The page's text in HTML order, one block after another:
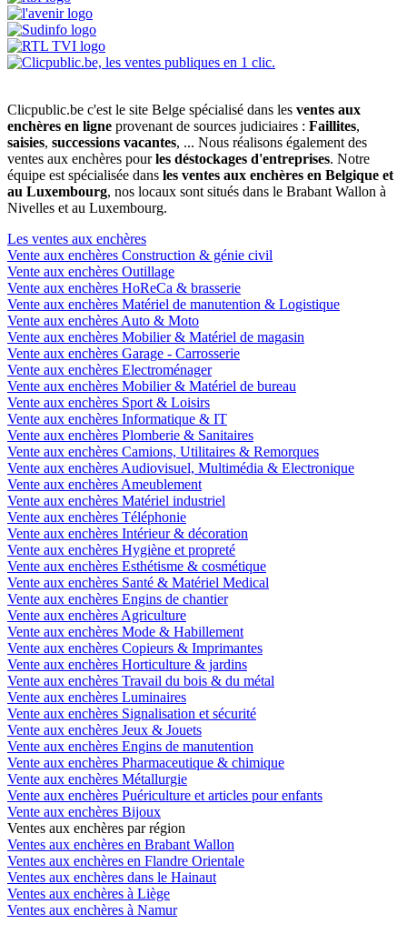
Clicpublic.be c'est le site Belge spécialisé dans les ventes aux
enchères en ligne provenant de sources judiciaires : Faillites,
saisies, successions vacantes, ... Nous réalisons également des
ventes aux enchères pourles déstockages d'entreprises. Notre
équipe est spécialisée dans les ventes aux enchères en Belgique et
au Luxembourg, nos locaux sont situés dans le Brabant Wallon à
Nivelles et au Luxembourg.
Les ventes aux enchères
Vente aux enchères Construction & génie civil
Vente aux enchères Outillage
Vente aux enchères HoReCa & brasserie
Vente aux enchères Matériel de manutention & Logistique
Vente aux enchères Auto & Moto
Vente aux enchères Mobilier & Matériel de magasin
Vente aux enchères Garage - Carrosserie
Vente aux enchères Electroménager
Vente aux enchères Mobilier & Matériel de bureau
Vente aux enchères Sport & Loisirs
Vente aux enchères Informatique & IT
Vente aux enchères Plomberie & Sanitaires
Vente aux enchères Camions, Utilitaires & Remorques
Vente aux enchères Audiovisuel, Multimédia & Electronique
Vente aux enchères Ameublement
Vente aux enchères Matériel industriel
Vente aux enchères Téléphonie
Vente aux enchères Intérieur & décoration
Vente aux enchères Hygiène et propreté
Vente aux enchères Esthétisme & cosmétique
Vente aux enchères Santé & Matériel Medical
Vente aux enchères Engins de chantier
Vente aux enchères Agriculture
Vente aux enchères Mode & Habillement
Vente aux enchères Copieurs & Imprimantes
Vente aux enchères Horticulture & jardins
Vente aux enchères Travail du bois & du métal
Vente aux enchères Luminaires
Vente aux enchères Signalisation et sécurité
Vente aux enchères Jeux & Jouets
Vente aux enchères Engins de manutention
Vente aux enchères Pharmaceutique & chimique
Vente aux enchères Métallurgie
Vente aux enchères Puériculture et articles pour enfants
Vente aux enchères Bijoux
Ventes aux enchères par région
Ventes aux enchères en Brabant Wallon
Ventes aux enchères en Flandre Orientale
Ventes aux enchères dans le Hainaut
Ventes aux enchères à Liège
Ventes aux enchères à Namur